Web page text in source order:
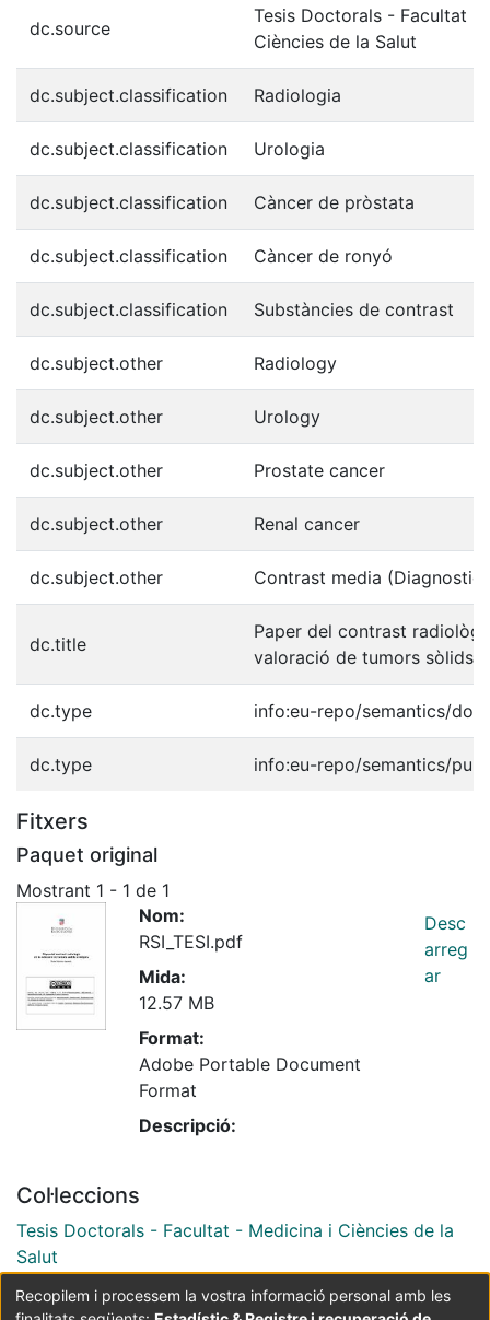
dc.source
Tesis Doctorals - Facultat -
Ciències de la Salut
dc.subject.classification Radiologia
dc.subject.classification Urologia
dc.subject.classification Càncer de pròstata
dc.subject.classification Càncer de ronyó
dc.subject.classification Substàncies de contrast
dc.subject.other Radiology
dc.subject.other Urology
dc.subject.other Prostate cancer
dc.subject.other Renal cancer
dc.subject.other Contrast media (Diagnostic
dc.title
Paper del contrast
valoració de tumors sòlids
dc.type info:eu-repo/semantics/
dc.type info:eu-repo/semantics/
Fitxers
Paquet original
Mostrant 1 - 1 de 1
Nom:
RSI_TESI.pdf
Mida:
12.57 MB
Format:
Adobe Portable Document
Format
Descripció:
Desc
arreg
ar
Col·leccions
Tesis Doctorals - Facultat - Medicina i Ciències de la
Salut
Coordinació:CRAI UB Avís legal Metadades
Recopilem i processem la vostra informació personal amb les